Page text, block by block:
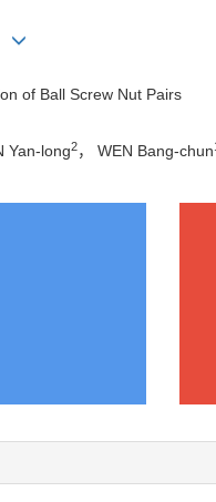
of Ball Screw Nut Pairs
Yan-long2， WEN Bang-chun